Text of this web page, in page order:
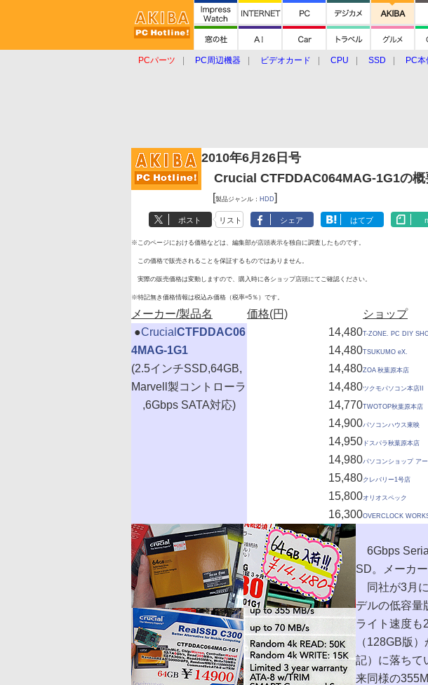
PCパーツ PC周辺機器 ビデオカード CPU SSD PC本
2010年6月26日号
Crucial CTFDDAC064MAG-1G1の概
[製品ジャンル： HDD]
ポスト リスト シェア はてブ
※このページにおける価格などは、編集部が店頭表示を独自に調査したものです。
この価格で販売されることを保証するものではありません。
実際の販売価格は変動しますので、購入時に各ショップ店頭にてご確認ください。
※特記無き価格情報は税込み価格（税率=5％）です。
メーカー/製品名 価格(円) ショップ
●Crucial CTFDDAC06
4MAG-1G1
(2.5インチSSD,64GB,
Marvell製コントローラ
,6Gbps SATA対応)
14,480T-ZONE. PC DIY
14,480TSUKUMO eX.
14,480ZOA 秋葉原本店
14,480ツクモパソコン本店II
14,770TWOTOP秋葉原本店
14,900パソコンハウス東映
14,950 ドスパラ秋葉原本店
14,980パソコンショップ ア
15,480クレバリー1号店
15,800オリオスペック
16,300OVERCLOCK
6Gbps
SD。メーカ
同社が3月
デルの低容量
ライト速度も
（128GB版
記）に落ちて
来同様の